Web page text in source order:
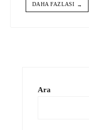
DAHA FAZLASI →
Ara